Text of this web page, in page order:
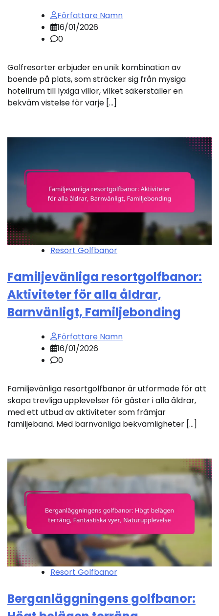
Författare Namn
16/01/2026
0
Golfresorter erbjuder en unik kombination av
boende på plats, som sträcker sig från mysiga
hotellrum till lyxiga villor, vilket säkerställer en
bekväm vistelse för varje […]
Resort Golfbanor
Familjevänliga resortgolfbanor:
Aktiviteter för alla åldrar,
Barnvänligt, Familjebonding
Författare Namn
16/01/2026
0
Familjevänliga resortgolfbanor är utformade för att
skapa trevliga upplevelser för gäster i alla åldrar,
med ett utbud av aktiviteter som främjar
familjeband. Med barnvänliga bekvämligheter […]
Resort Golfbanor
Berganläggningens golfbanor: